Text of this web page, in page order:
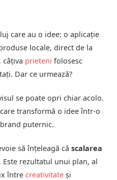
care au o idee: o aplicație
locale, direct de la
prieteni folosesc
Dar ce urmează?
se poate opri chiar acolo.
transformă o idee într-o
puternic.
să înțeleagă că scalarea
. Este rezultatul unui plan, al
între creativitate și